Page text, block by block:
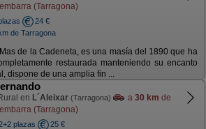
(Tarragona)
24 €
de Tarragona
de la Cadeneta, es una masía del 1890 que ha
restaurada manteniendo su encanto
dispone de una amplia fin ...
en L´Aleixar (Tarragona) a 30 km de
(Tarragona)
plazas
25 €